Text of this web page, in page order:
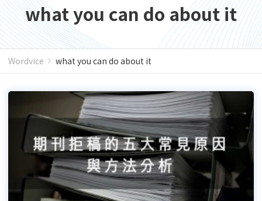
what you can do about it
Wordvice what you can do about it